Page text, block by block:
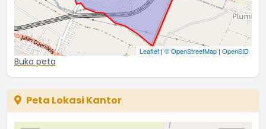
Leaflet|© OpenStreetMap|OpenSID
Buka peta
Peta Lokasi Kantor